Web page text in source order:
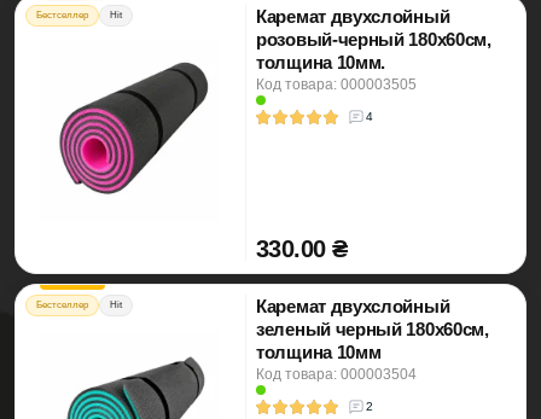
Бестселлер Hit
Каремат двухслойный
розовый-черный 180х60см,
толщина 10мм.
Код товара: 000003505
4
330.00 ₴
Бестселлер Hit
Каремат двухслойный
зеленый черный 180х60см,
толщина 10мм
Код товара: 000003504
2